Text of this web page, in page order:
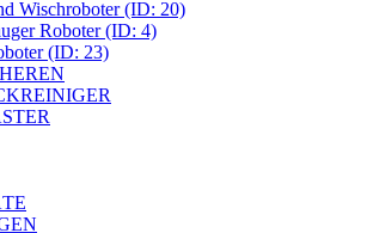
Wischroboter (ID: 20)
Roboter (ID: 4)
(ID: 23)